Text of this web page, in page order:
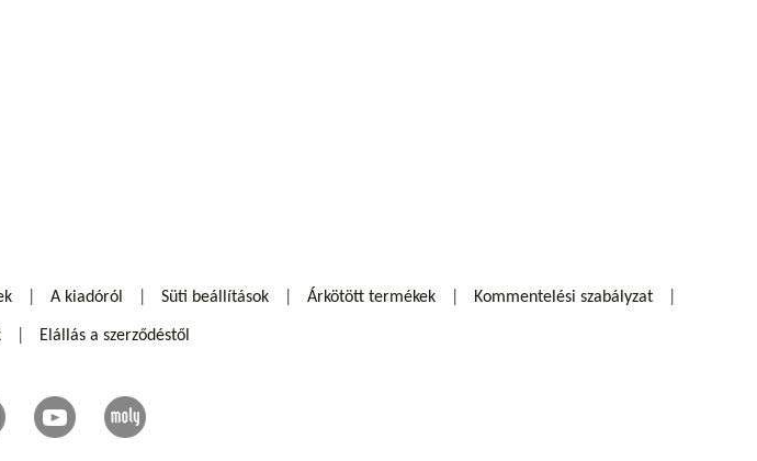
A kiadóról Süti beállítások Árkötött termékek Kommentelési szabályzat
Elállás a szerződéstől